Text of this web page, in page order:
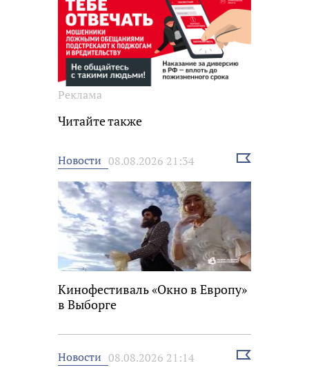
Реклама
Читайте также
Новости 08.08.2026 21:34
Выбрать
Кинофестиваль «Окно в Европу»
в Выборге
Новости 08.08.2026 21:14
Выбрать